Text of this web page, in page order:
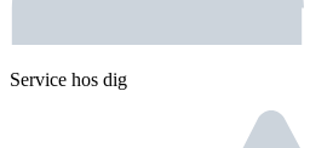
Service hos dig